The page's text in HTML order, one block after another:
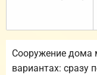
Сооружение дома
вариантах: сразу